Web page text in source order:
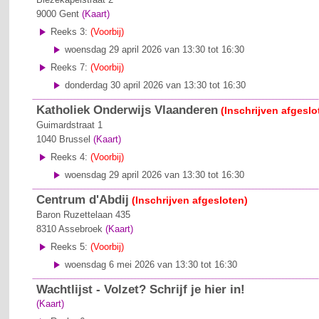
9000 Gent (Kaart)
Reeks 3:(Voorbij)
woensdag 29 april 2026 van 13:30 tot 16:30
Reeks 7:(Voorbij)
donderdag 30 april 2026 van 13:30 tot 16:30
Katholiek Onderwijs Vlaanderen (Inschrijven
Guimardstraat 1
1040 Brussel (Kaart)
Reeks 4:(Voorbij)
woensdag 29 april 2026 van 13:30 tot 16:30
Centrum d'Abdij (Inschrijven afgesloten)
Baron Ruzettelaan 435
8310 Assebroek (Kaart)
Reeks 5:(Voorbij)
woensdag 6 mei 2026 van 13:30 tot 16:30
Wachtlijst - Volzet? Schrijf je hier in!
(Kaart)